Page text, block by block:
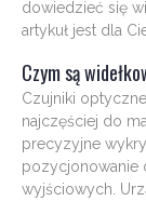
dowiedzieć się
artykuł jest dla
Czym są
Czujniki
najczęściej do
precyzyjne
pozycjonowanie
wyjściowych.